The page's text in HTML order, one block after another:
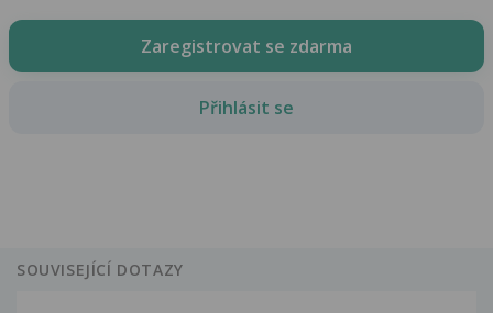
Zaregistrovat se zdarma
Přihlásit se
SOUVISEJÍCÍ DOTAZY